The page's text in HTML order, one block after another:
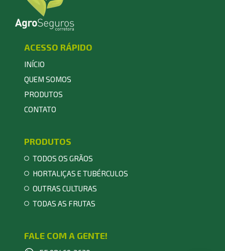
ACESSO RÁPIDO
INÍCIO
QUEM SOMOS
PRODUTOS
CONTATO
PRODUTOS
TODOS OS GRÃOS
HORTALIÇAS E TUBÉRCULOS
OUTRAS CULTURAS
TODAS AS FRUTAS
FALE COM A GENTE!